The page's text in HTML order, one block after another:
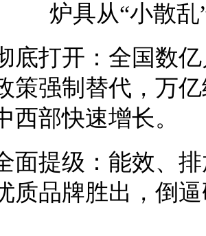
炉具从“小散乱
底打开：全国数
策强制替代，万
西部快速增长。
面提级：能效、
质品牌胜出，倒